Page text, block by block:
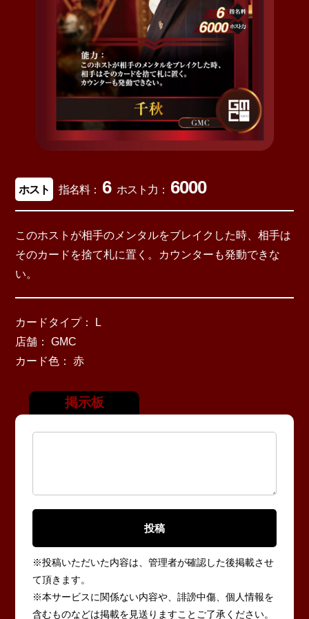
ホスト 指名料： 6 ホスト力： 6000
このホストが相手のメンタルをブレイクした時、相手は
そのカードを捨て札に置く。カウンターも発動できな
い。
カードタイプ： L
店舗： GMC
カード色： 赤
掲示板
※投稿いただいた内容は、管理者が確認した後掲載させ
て頂きます。
※本サービスに関係ない内容や、誹謗中傷、個人情報を
含むものなどは掲載を見送りますことご了承ください。